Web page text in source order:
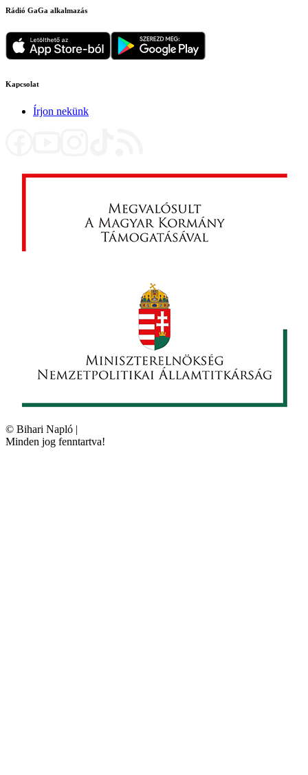
Rádió GaGa alkalmazás
Kapcsolat
Írjon nekünk
© Bihari Napló |
Minden jog fenntartva!